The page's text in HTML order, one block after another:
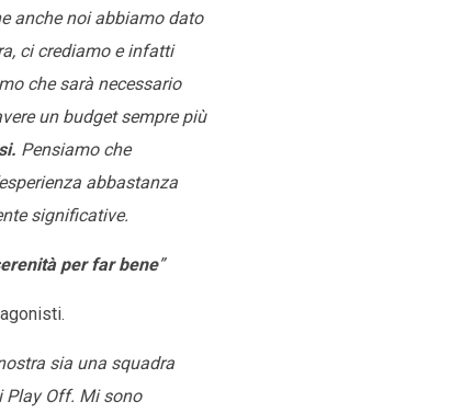
anche noi abbiamo dato
ci crediamo e infatti
che sarà necessario
un budget sempre più
Pensiamo che
abbastanza
significative.
per far bene”
sia una squadra
Play Off. Mi sono